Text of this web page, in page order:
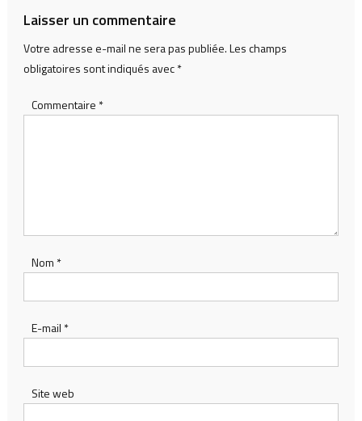
Laisser un commentaire
Votre adresse e-mail ne sera pas publiée.Les champs
obligatoires sont indiqués avec*
Commentaire *
Nom *
E-mail *
Site web